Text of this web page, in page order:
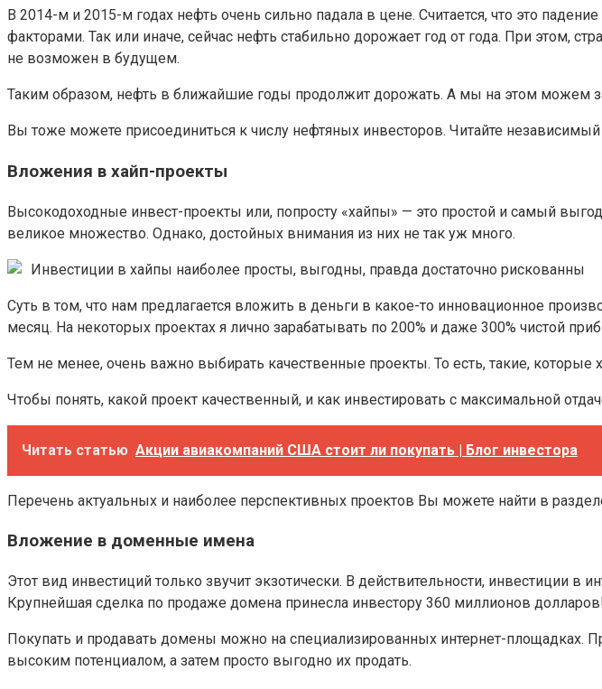
В 2014-м и 2015-м годах нефть очень сильно падала в цене. Считается, что это
факторами. Так или иначе, сейчас нефть стабильно дорожает год от года. При этом,
не возможен в будущем.
Таким образом, нефть в ближайшие годы продолжит дорожать. А мы на этом можем
Вы тоже можете присоединиться к числу нефтяных инвесторов. Читайте
Вложения в хайп-проекты
Высокодоходные инвест-проекты или, попросту «хайпы» — это простой и самый
великое множество. Однако, достойных внимания из них не так уж много.
Инвестиции в хайпы наиболее просты, выгодны, правда достаточно рискованны
Суть в том, что нам предлагается вложить в деньги в какое-то инновационное
месяц. На некоторых проектах я лично зарабатывать по 200% и даже 300% чистой
Тем не менее, очень важно выбирать качественные проекты. То есть, такие, которые
Чтобы понять, какой проект качественный, и как инвестировать с максимальной
Читать статью Акции авиакомпаний США стоит ли покупать | Блог инвестора
Перечень актуальных и наиболее перспективных проектов Вы можете найти в
Вложение в доменные имена
Этот вид инвестиций только звучит экзотически. В действительности, инвестиции
Крупнейшая сделка по продаже домена принесла инвестору 360 миллионов
Покупать и продавать домены можно на специализированных интернет-площадках.
высоким потенциалом, а затем просто выгодно их продать.